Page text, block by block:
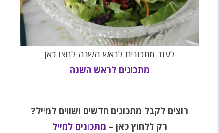
לעוד מתכונים לראש השנה לחצו כאן
מתכונים לראש השנה
רוצים לקבל מתכונים חדשים ושווים למייל?
רק ללחוץ כאן – מתכונים למייל